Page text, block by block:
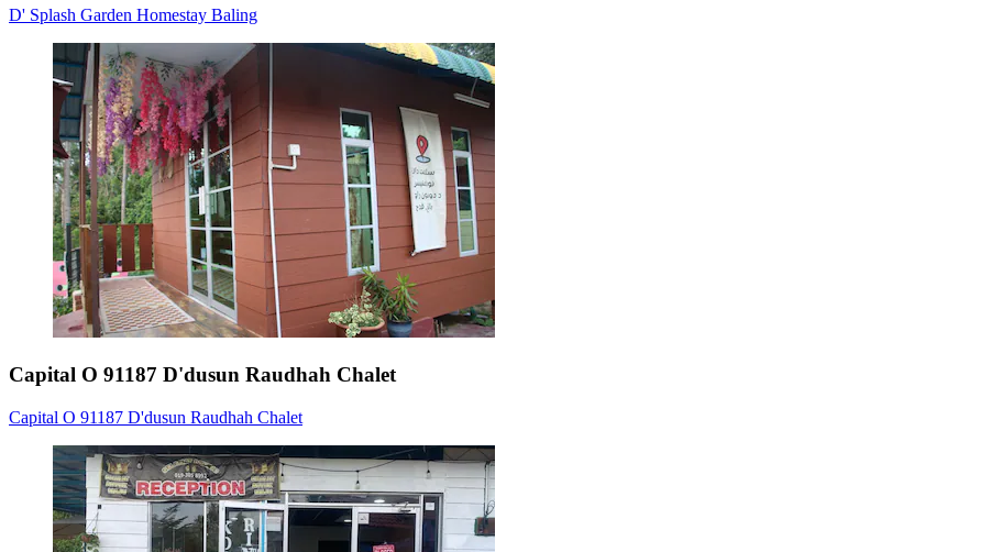
D' Splash Garden Homestay Baling
Capital O 91187 D'dusun Raudhah Chalet
Capital O 91187 D'dusun Raudhah Chalet